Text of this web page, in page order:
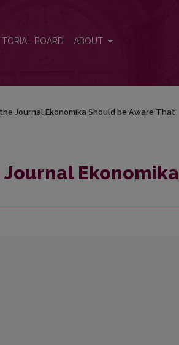
BOARD ABOUT
Journal Ekonomika Should be Aware That
Ekonomika